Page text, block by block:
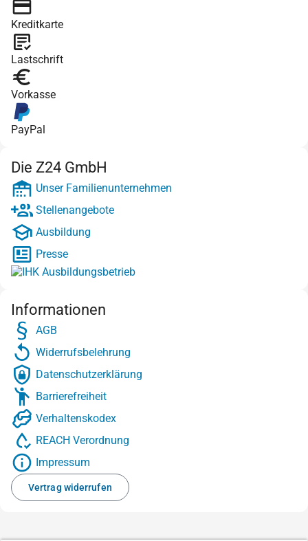
Kreditkarte
Lastschrift
Vorkasse
PayPal
Die Z24 GmbH
Unser Familienunternehmen
Stellenangebote
Ausbildung
Presse
Informationen
AGB
Widerrufsbelehrung
Datenschutzerklärung
Barrierefreiheit
Verhaltenskodex
REACH Verordnung
Impressum
Vertrag widerrufen